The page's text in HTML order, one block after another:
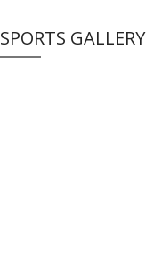
SPORTS GALLERY